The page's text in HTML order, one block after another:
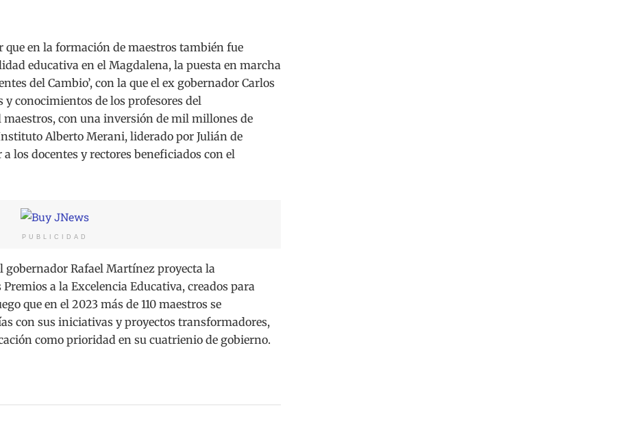
en la formación de maestros también fue
educativa en el Magdalena, la puesta en marcha
del Cambio’, con la que el ex gobernador Carlos
conocimientos de los profesores del
con una inversión de mil millones de
Alberto Merani, liderado por Julián de
los docentes y rectores beneficiados con el
PUBLICIDAD
gobernador Rafael Martínez proyecta la
a la Excelencia Educativa, creados para
que en el 2023 más de 110 maestros se
con sus iniciativas y proyectos transformadores,
como prioridad en su cuatrienio de gobierno.